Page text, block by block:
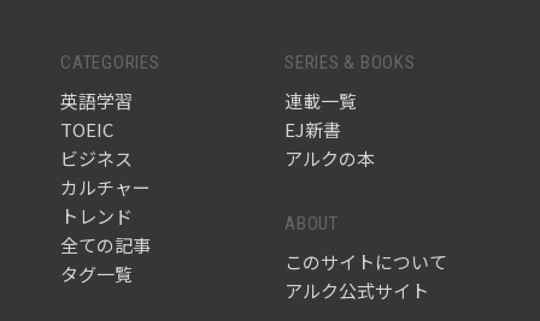
CATEGORIES
英語学習
TOEIC
ビジネス
カルチャー
トレンド
全ての記事
タグ一覧
SERIES & BOOKS
連載一覧
EJ新書
アルクの本
ABOUT
このサイトについて
アルク公式サイト